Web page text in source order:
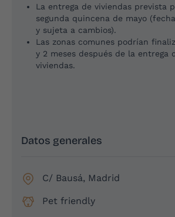
¿Cómo bloqueo una vivienda?
La entrega de viviendas prevista
segunda quincena de mayo
y sujeta a cambios).
Las zonas comunes podrían
y 2 meses después de la entrega
viviendas.
Datos generales
C/ Bausá, Madrid
Pet friendly